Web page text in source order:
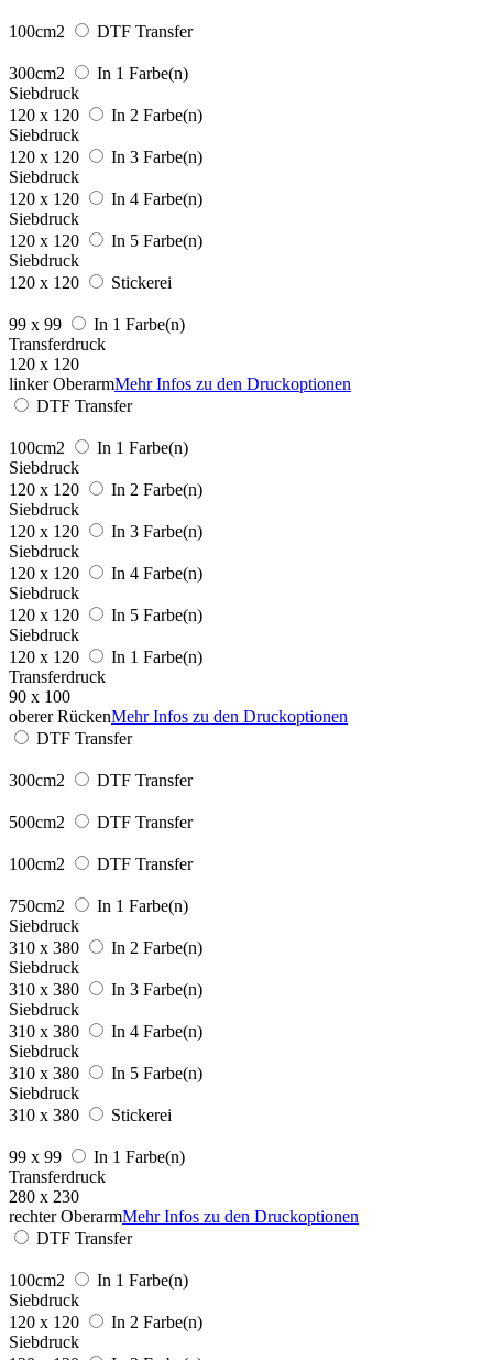
100cm2 DTF Transfer
300cm2
In 1 Farbe(n)
Siebdruck
120 x 120
In 2 Farbe(n)
Siebdruck
120 x 120
In 3 Farbe(n)
Siebdruck
120 x 120
In 4 Farbe(n)
Siebdruck
120 x 120
In 5 Farbe(n)
Siebdruck
120 x 120
Stickerei
99 x 99
In 1 Farbe(n)
Transferdruck
120 x 120
linker OberarmMehr Infos zu den Druckoptionen
DTF Transfer
100cm2
In 1 Farbe(n)
Siebdruck
120 x 120
In 2 Farbe(n)
Siebdruck
120 x 120
In 3 Farbe(n)
Siebdruck
120 x 120
In 4 Farbe(n)
Siebdruck
120 x 120
In 5 Farbe(n)
Siebdruck
120 x 120
In 1 Farbe(n)
Transferdruck
90 x 100
oberer RückenMehr Infos zu den Druckoptionen
DTF Transfer
300cm2 DTF Transfer
500cm2 DTF Transfer
100cm2 DTF Transfer
750cm2
In 1 Farbe(n)
Siebdruck
310 x 380
In 2 Farbe(n)
Siebdruck
310 x 380
In 3 Farbe(n)
Siebdruck
310 x 380
In 4 Farbe(n)
Siebdruck
310 x 380
In 5 Farbe(n)
Siebdruck
310 x 380
Stickerei
99 x 99
In 1 Farbe(n)
Transferdruck
280 x 230
rechter OberarmMehr Infos zu den Druckoptionen
DTF Transfer
100cm2
In 1 Farbe(n)
Siebdruck
120 x 120
In 2 Farbe(n)
Siebdruck